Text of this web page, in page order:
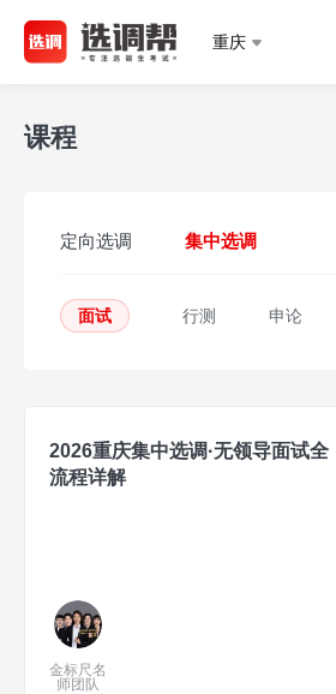
重庆
课程
定向选调 集中选调
面试 行测 申论
2026重庆集中选调·无领导面试全
流程详解
金标尺名
师团队